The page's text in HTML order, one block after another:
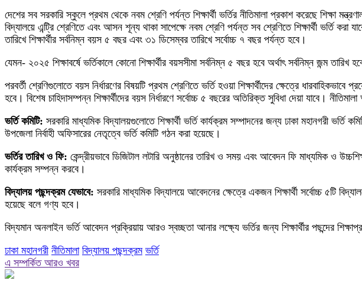
দেশের সব সরকারি স্কুলে প্রথম থেকে নবম শ্রেণি পর্যন্ত শিক্ষার্থী ভর্তির নীতিমালা প্রকাশ করেছে শিক্ষা
বিদ্যালয়ে এন্ট্রি শ্রেণিতে এবং আসন শূন্য থাকা সাপেক্ষে নবম শ্রেণি পর্যন্ত সব শ্রেণিতে শিক্ষার্থী ভর্তি করা
তারিখে শিক্ষার্থীর সর্বনিম্ন বয়স ৫ বছর এবং ৩১ ডিসেম্বর তারিখে সর্বোচ্চ ৭ বছর পর্যন্ত হবে।
যেমন- ২০২৫ শিক্ষাবর্ষে ভর্তিকালে কোনো শিক্ষার্থীর বয়সসীমা সর্বনিম্ন ৫ বছর হবে অর্থাৎ সর্বনিম্ন জন্ম
পরবর্তী শ্রেণিগুলোতে বয়স নির্ধারণের বিষয়টি প্রথম শ্রেণিতে ভর্তি হওয়া শিক্ষার্থীদের ক্ষেত্রে
হবে। বিশেষ চাহিদাসম্পন্ন শিক্ষার্থীদের বয়স নির্ধারণে সর্বোচ্চ ৫ বছরের অতিরিক্ত সুবিধা দেয়া যাবে।
ভর্তি কমিটি: সরকারি মাধ্যমিক বিদ্যালয়গুলোতে শিক্ষার্থী ভর্তি কার্যক্রম সম্পাদনের জন্য ঢাকা মহানগরী
উপজেলা নির্বাহী অফিসারের নেতৃত্বে ভর্তি কমিটি গঠন করা হয়েছে।
ভর্তির তারিখ ও ফি: কেন্দ্রীয়ভাবে ডিজিটাল লটারি অনুষ্ঠানের তারিখ ও সময় এবং আবেদন ফি মাধ্যমিক ও
কার্যক্রম সম্পন্ন করবে।
বিদ্যালয় পছন্দক্রম যেভাবে: সরকারি মাধ্যমিক বিদ্যালয়ে আবেদনের ক্ষেত্রে একজন শিক্ষার্থী সর্বোচ্চ ৫টি
হয়েছে বলে গণ্য হবে।
বিদ্যমান অনলাইন ভর্তি আবেদন প্রক্রিয়ায় আরও স্বচ্ছতা আনার লক্ষ্যে ভর্তির জন্য শিক্ষার্থীর পছন্দের
ঢাকা মহানগরী নীতিমালা বিদ্যালয় পছন্দক্রম ভর্তি
এ সম্পর্কিত আরও খবর